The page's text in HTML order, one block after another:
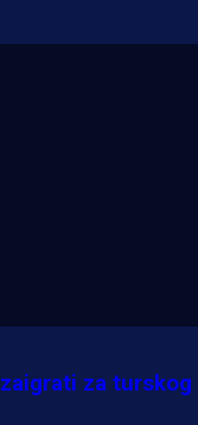
za turskog